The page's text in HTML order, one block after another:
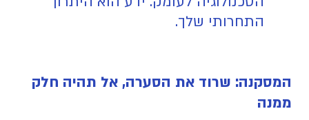
התחרותי שלך.
המסקנה: שרוד את הסערה, אל תהיה חלק
ממנה